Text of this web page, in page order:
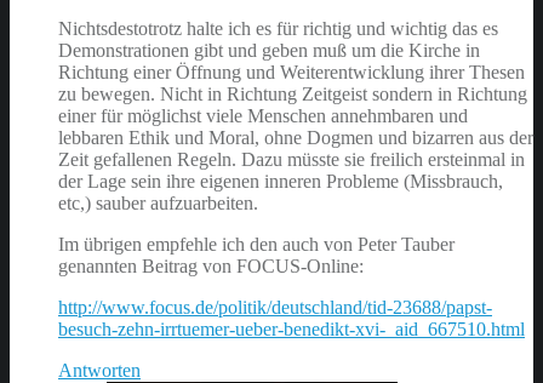
Nichtsdestotrotz halte ich es für richtig und wichtig das es
Demonstrationen gibt und geben muß um die Kirche in
Richtung einer Öffnung und Weiterentwicklung ihrer Thesen
zu bewegen. Nicht in Richtung Zeitgeist sondern in Richtung
einer für möglichst viele Menschen annehmbaren und
lebbaren Ethik und Moral, ohne Dogmen und bizarren aus der
Zeit gefallenen Regeln. Dazu müsste sie freilich ersteinmal in
der Lage sein ihre eigenen inneren Probleme (Missbrauch,
etc,) sauber aufzuarbeiten.
Im übrigen empfehle ich den auch von Peter Tauber
genannten Beitrag von FOCUS-Online:
http://www.focus.de/politik/deutschland/tid-23688/papst-
besuch-zehn-irrtuemer-ueber-benedikt-xvi-_aid_667510.html
Antworten